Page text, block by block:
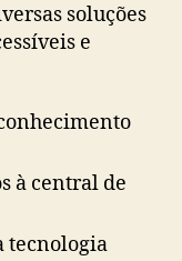
soluções
e
à central de
tecnologia